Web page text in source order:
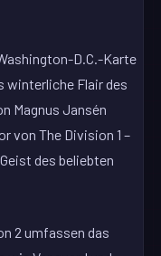
D.C.-Karte
winterliche Flair des
Magnus Jansén
von The Division 1 –
des beliebten
2 umfassen das